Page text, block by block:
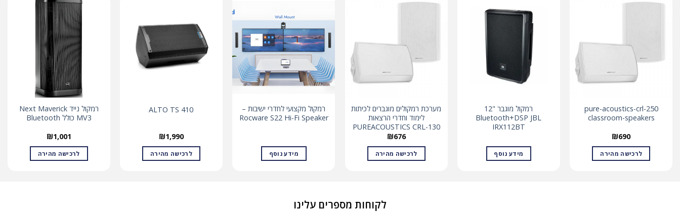
pure-acoustics-crl-250
classroom-speakers
₪690
לרכישה מהירה
רמקול מוגבר "12
Bluetooth+DSP JBL
IRX112BT
מידע נוסף
מערכת רמקולים מוגברים לכיתות
לימוד וחדרי הרצאות
PUREACOUSTICS CRL-130
₪676
לרכישה מהירה
רמקול מקצועי לחדרי ישיבות –
Rocware S22 Hi-Fi Speaker
מידע נוסף
ALTO TS 410
₪1,990
לרכישה מהירה
רמקול נייד Next Maverick
MV3 כולל Bluetooth
₪1,001
לרכישה מהירה
לקוחות מספרים עלינו